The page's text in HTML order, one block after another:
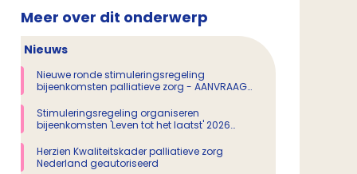
Meer over dit onderwerp
Nieuws
Nieuwe ronde stimuleringsregeling
bijeenkomsten palliatieve zorg - AANVRAAG
Stimuleringsregeling organiseren
bijeenkomsten 'Leven tot het laatst' 2026
Herzien Kwaliteitskader palliatieve zorg
Nederland geautoriseerd